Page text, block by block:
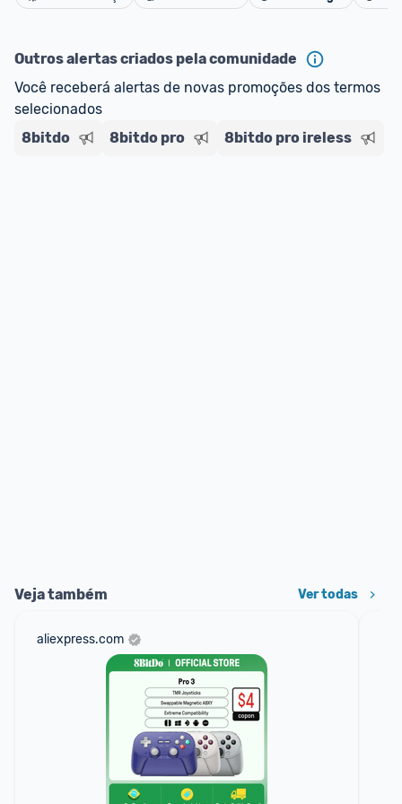
Cancelar
Outros alertas criados pela comunidade
Você receberá alertas de novas promoções dos termos
selecionados
8bitdo
8bitdo pro 8bitdo pro ireless
Veja também Ver todas
aliexpress.com